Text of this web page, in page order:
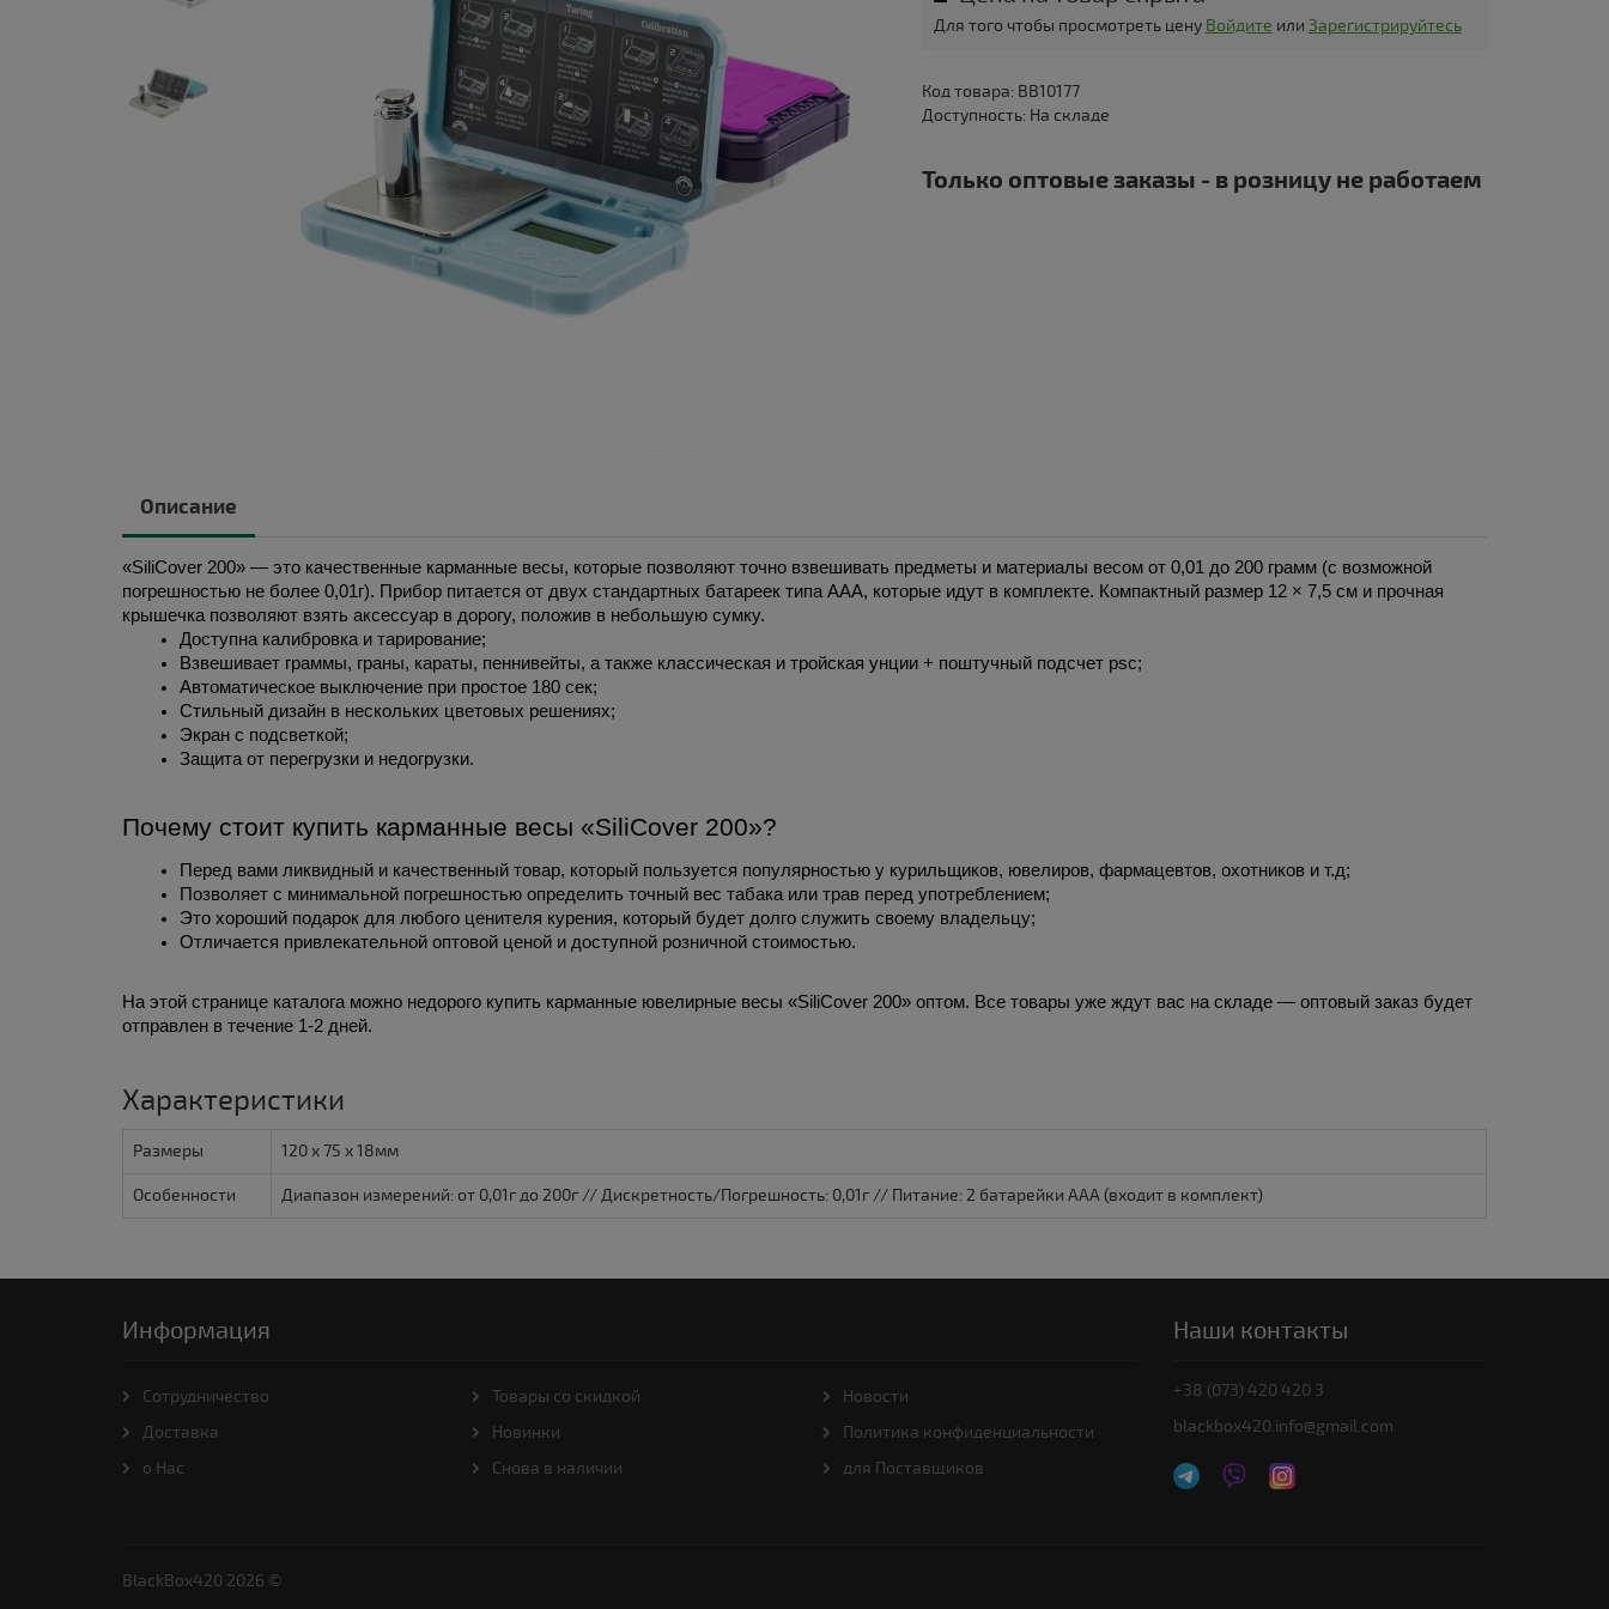
Для того чтобы просмотреть цену Войдите или Зарегистрируйтесь
Код товара: BB10177
Доступность: На складе
Только оптовые заказы - в розницу не работаем
Описание
«SiliCover 200» — это качественные карманные весы, которые позволяют точно взвешивать предметы и материалы весом от 0,01 до 200 грамм (с возможной
погрешностью не более 0,01г). Прибор питается от двух стандартных батареек типа ААА, которые идут в комплекте. Компактный размер 12 × 7,5 см и прочная
крышечка позволяют взять аксессуар в дорогу, положив в небольшую сумку.
Доступна калибровка и тарирование;
Взвешивает граммы, граны, караты, пеннивейты, а также классическая и тройская унции + поштучный подсчет psc;
Автоматическое выключение при простое 180 сек;
Стильный дизайн в нескольких цветовых решениях;
Экран с подсветкой;
Защита от перегрузки и недогрузки.
Почему стоит купить карманные весы «SiliCover 200»?
Перед вами ликвидный и качественный товар, который пользуется популярностью у курильщиков, ювелиров, фармацевтов, охотников и т.д;
Позволяет с минимальной погрешностью определить точный вес табака или трав перед употреблением;
Это хороший подарок для любого ценителя курения, который будет долго служить своему владельцу;
Отличается привлекательной оптовой ценой и доступной розничной стоимостью.
На этой странице каталога можно недорого купить карманные ювелирные весы «SiliCover 200» оптом. Все товары уже ждут вас на складе — оптовый заказ будет
отправлен в течение 1-2 дней.
Характеристики
Размеры 120 x 75 x 18мм
Особенности Диапазон измерений: от 0,01г до 200г // Дискретность/Погрешность: 0,01г // Питание: 2 батарейки ААА (входит в комплект)
Информация
Cотрудничество
Доставка
о Нас
Товары со скидкой
Новинки
Снова в наличии
Новости
Политика конфиденциальности
для Поставщиков
Наши контакты
+38 (073) 420 420 3
blackbox420.info@gmail.com
BlackBox420 2026 ©